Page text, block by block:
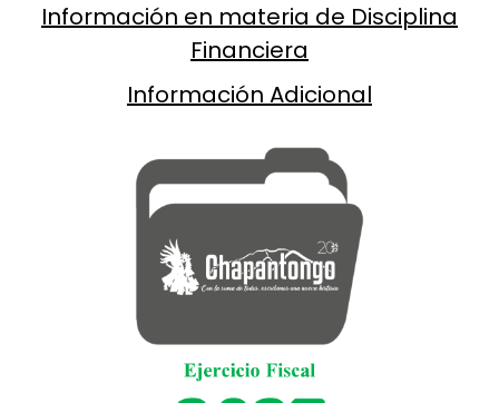
Información en materia de Disciplina
Financiera
Información Adicional